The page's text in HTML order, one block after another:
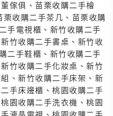
傢俱、苗栗收購二手檜
收購二手茶几、苗栗收購
手電視櫃、新竹收購二手
竹收購二手書桌、新竹收
二手鞋櫃、新竹收購二手
竹收購二手化妝桌、新竹
、新竹收購二手床架、新
手床邊櫃、桃園收購二手
園收購二手洗衣機、桃園